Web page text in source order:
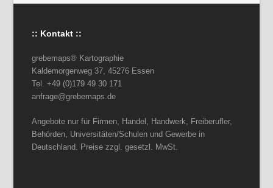
:: Kontakt ::
grebemaps® Kartographie
Kaldemorgenweg 37, 45276 Essen
Tel. +49 (0)179 49 30 171
anfrage@grebemaps.de
Angebote nur für Firmen, Handel, Handwerk, Freiberufler,
Behörden, Universitäten/Schulen und Gewerbe in
Deutschland. Preise zzgl. gesetzl. MwSt.